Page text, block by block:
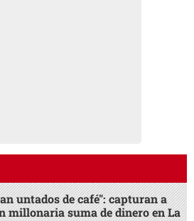
untados de café": capturan a
millonaria suma de dinero en La